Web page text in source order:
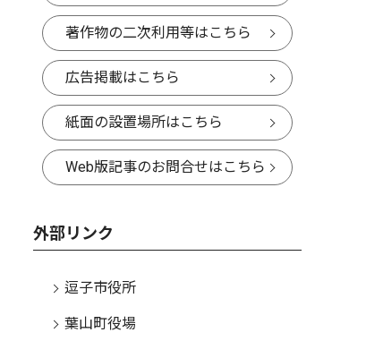
著作物の二次利用等はこちら
広告掲載はこちら
紙面の設置場所はこちら
Web版記事のお問合せはこちら
外部リンク
逗子市役所
葉山町役場